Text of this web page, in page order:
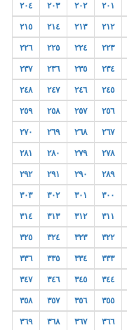
٢٠١ ٢٠٢ ٢٠٣ ٢٠٤
٢١٢ ٢١٣ ٢١٤ ٢١٥
٢٢٣ ٢٢٤ ٢٢٥ ٢٢٦
٢٣٤ ٢٣٥ ٢٣٦ ٢٣٧
٢٤٥ ٢٤٦ ٢٤٧ ٢٤٨
٢٥٦ ٢٥٧ ٢٥٨ ٢٥٩
٢٦٧ ٢٦٨ ٢٦٩ ٢٧٠
٢٧٨ ٢٧٩ ٢٨٠ ٢٨١
٢٨٩ ٢٩٠ ٢٩١ ٢٩٢
٣٠٠ ٣٠١ ٣٠٢ ٣٠٣
٣١١ ٣١٢ ٣١٣ ٣١٤
٣٢٢ ٣٢٣ ٣٢٤ ٣٢٥
٣٣٣ ٣٣٤ ٣٣٥ ٣٣٦
٣٤٤ ٣٤٥ ٣٤٦ ٣٤٧
٣٥٥ ٣٥٦ ٣٥٧ ٣٥٨
٣٦٦ ٣٦٧ ٣٦٨ ٣٦٩